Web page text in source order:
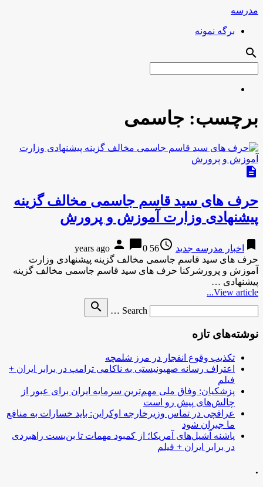
مدرسه
برگه نمونه
search
برچسب: جاسمی
description
حرف های سید قاسم جاسمی مخالف گزینه
پیشنهادی وزارت آموزش و پرورش
bookmark اخبار مدرسه جدید access_time
56 years ago
person chat_bubble0
حرف های سید قاسم جاسمی مخالف گزینه پیشنهادی وزارت
آموزش و پرورشرکنا حرف های سید قاسم جاسمی مخالف گزینه
پیشنهادی …
View article...
Search …
search
نوشته‌های تازه
تکذیب وقوع انفجار در مرز شلمچه
اعتراف رسانه صهیونیستی به ناکامی ترامپ در برابر ایران +
فیلم
پزشکیان: وفاق ملی مهم‌ترین سرمایه ایران برای عبور از
چالش‌های پیش رو است
عراقچی در تماس وزیرخارجه اوکراین: باید خسارات به منافع
ما جبران شود
پاشنه آشیل‌های آمریکا؛ از کمبود مهمات تا بن‌بست راهبردی
در برابر ایران + فیلم
.